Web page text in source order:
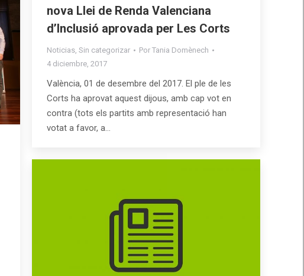
nova Llei de Renda Valenciana
d’Inclusió aprovada per Les Corts
Noticias, Sin categorizar Por Tania Domènech
4 diciembre, 2017
València, 01 de desembre del 2017. El ple de les
Corts ha aprovat aquest dijous, amb cap vot en
contra (tots els partits amb representació han
votat a favor, a…